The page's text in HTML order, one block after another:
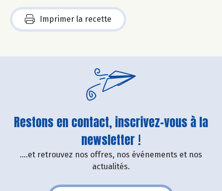
Imprimer la recette
Restons en contact, inscrivez-vous à la
newsletter !
....et retrouvez nos offres, nos événements et nos
actualités.